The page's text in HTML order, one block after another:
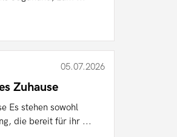
05.07.2026
Zuhause
Es stehen sowohl
die bereit für ihr ...